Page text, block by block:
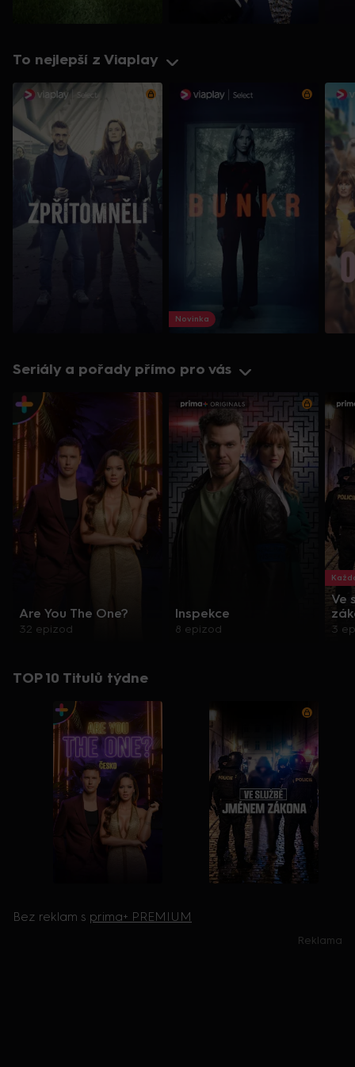
To nejlepší z Viaplay
Novinka
Seriály a pořady přímo pro vás
Are You The One?
32 epizod
Inspekce
8 epizod
Ve
3
TOP 10 Titulů týdne
Bez reklam s prima+ PREMIUM
Reklama